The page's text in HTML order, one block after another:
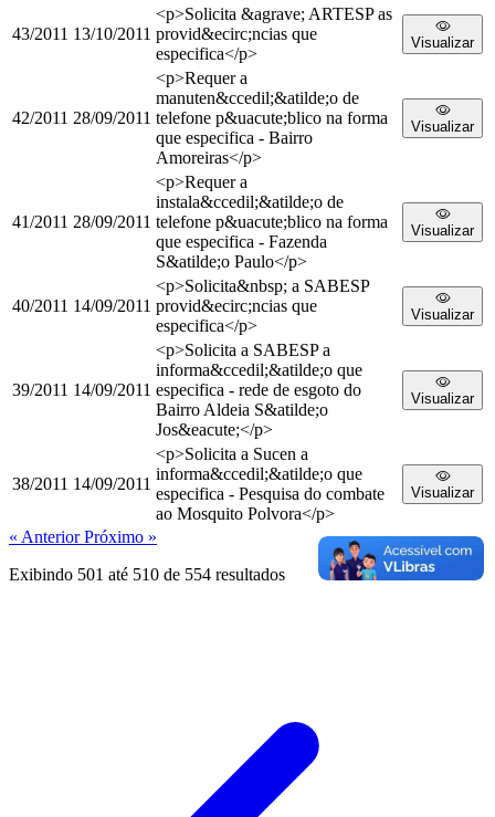
43/2011 13/10/2011
<p>Solicita &agrave; ARTESP as
provid&ecirc;ncias que
especifica</p>
Visualizar
42/2011 28/09/2011
<p>Requer a
manuten&ccedil;&atilde;o de
telefone p&uacute;blico na forma
que especifica - Bairro
Amoreiras</p>
Visualizar
41/2011 28/09/2011
<p>Requer a
instala&ccedil;&atilde;o de
telefone p&uacute;blico na forma
que especifica - Fazenda
S&atilde;o Paulo</p>
Visualizar
40/2011 14/09/2011
<p>Solicita&nbsp; a SABESP
provid&ecirc;ncias que
especifica</p>
Visualizar
39/2011 14/09/2011
<p>Solicita a SABESP a
informa&ccedil;&atilde;o que
especifica - rede de esgoto do
Bairro Aldeia S&atilde;o
Jos&eacute;</p>
Visualizar
38/2011 14/09/2011
<p>Solicita a Sucen a
informa&ccedil;&atilde;o que
especifica - Pesquisa do combate
ao Mosquito Polvora</p>
Visualizar
« AnteriorPróximo »
Exibindo 501 até 510 de 554 resultados